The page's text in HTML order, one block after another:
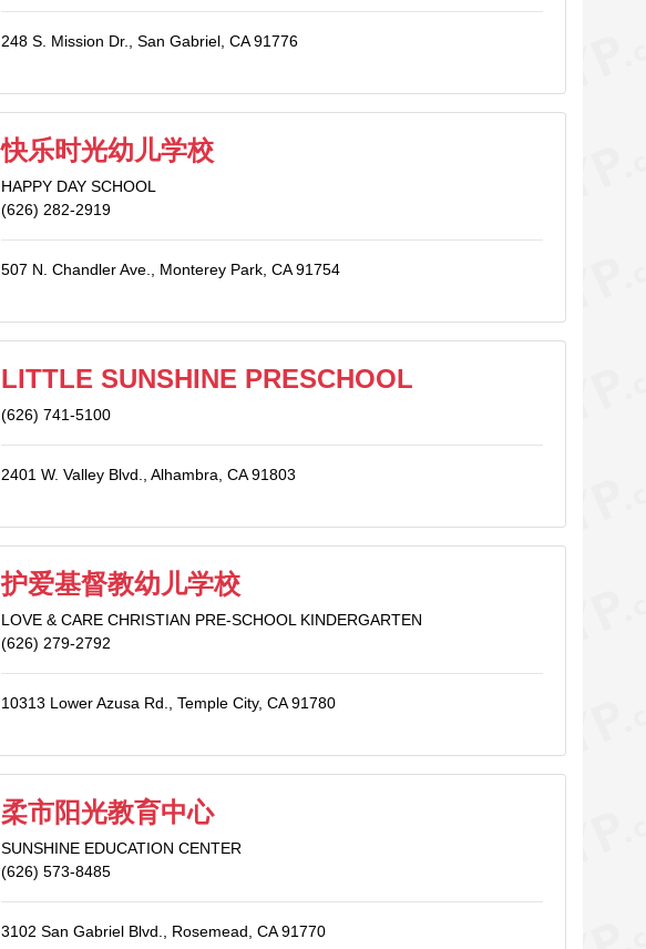
248 S. Mission Dr., San Gabriel, CA 91776
快乐时光幼儿学校
HAPPY DAY SCHOOL
(626) 282-2919
507 N. Chandler Ave., Monterey Park, CA 91754
LITTLE SUNSHINE PRESCHOOL
(626) 741-5100
2401 W. Valley Blvd., Alhambra, CA 91803
护爱基督教幼儿学校
LOVE & CARE CHRISTIAN PRE-SCHOOL KINDERGARTEN
(626) 279-2792
10313 Lower Azusa Rd., Temple City, CA 91780
柔市阳光教育中心
SUNSHINE EDUCATION CENTER
(626) 573-8485
3102 San Gabriel Blvd., Rosemead, CA 91770